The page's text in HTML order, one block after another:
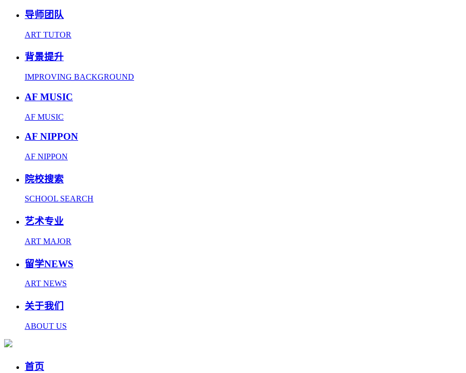
导师团队
ART TUTOR
背景提升
IMPROVING BACKGROUND
AF MUSIC
AF MUSIC
AF NIPPON
AF NIPPON
院校搜索
SCHOOL SEARCH
艺术专业
ART MAJOR
留学NEWS
ART NEWS
关于我们
ABOUT US
首页